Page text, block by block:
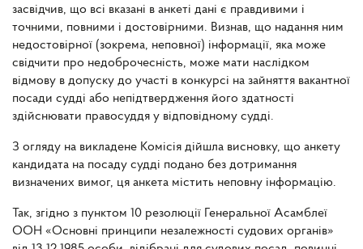
засвідчив, що всі вказані в анкеті дані є правдивими і
точними, повними і достовірними. Визнав, що надання ним
недостовірної (зокрема, неповної) інформації, яка може
свідчити про недоброчесність, може мати наслідком
відмову в допуску до участі в конкурсі на зайняття вакантної
посади судді або непідтвердження його здатності
здійснювати правосуддя у відповідному судді.
З огляду на викладене Комісія дійшла висновку, що анкету
кандидата на посаду судді подано без дотримання
визначених вимог, ця анкета містить неповну інформацію.
Так, згідно з пунктом 10 резолюції Генеральної Асамблеї
ООН «Основні принципи незалежності судових органів»